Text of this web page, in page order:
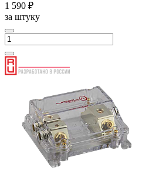
1 590 ₽
за штуку